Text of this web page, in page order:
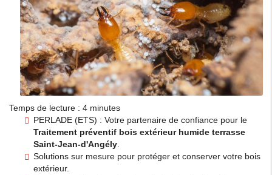
Temps de lecture : 4 minutes
PERLADE (ETS) : Votre partenaire de confiance pour le
Traitement préventif bois extérieur humide terrasse
Saint-Jean-d'Angély.
Solutions sur mesure pour protéger et conserver votre bois
extérieur.